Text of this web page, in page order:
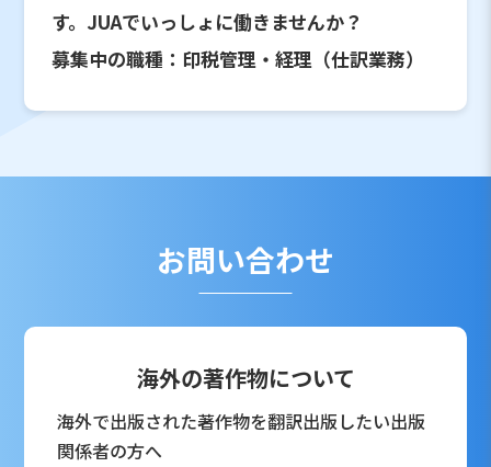
す。JUAでいっしょに働きませんか？
募集中の職種：印税管理・経理（仕訳業務）
お問い合わせ
海外の著作物について
海外で出版された著作物を翻訳出版したい出版
関係者の方へ